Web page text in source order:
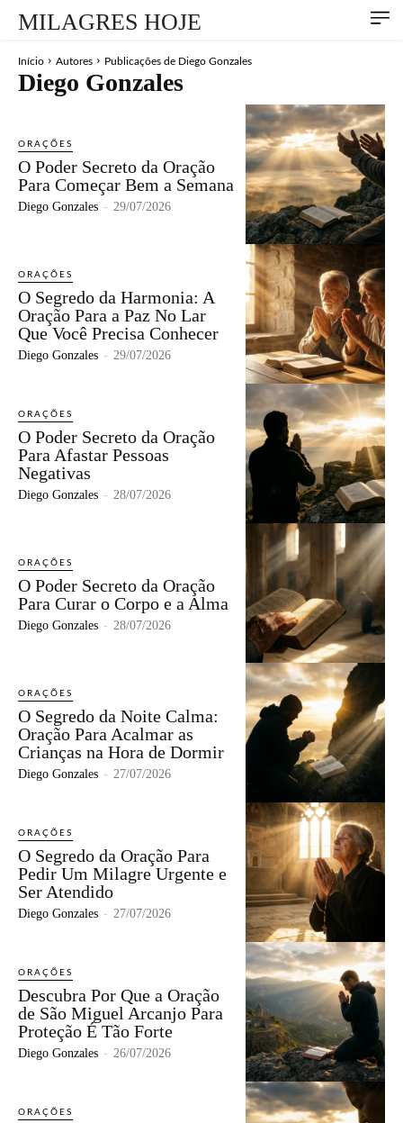
MILAGRES HOJE
Início Autores Publicações de Diego Gonzales
Diego Gonzales
ORAÇÕES
O Poder Secreto da Oração
Para Começar Bem a Semana
Diego Gonzales - 29/07/2026
ORAÇÕES
O Segredo da Harmonia: A
Oração Para a Paz No Lar
Que Você Precisa Conhecer
Diego Gonzales - 29/07/2026
ORAÇÕES
O Poder Secreto da Oração
Para Afastar Pessoas
Negativas
Diego Gonzales - 28/07/2026
ORAÇÕES
O Poder Secreto da Oração
Para Curar o Corpo e a Alma
Diego Gonzales - 28/07/2026
ORAÇÕES
O Segredo da Noite Calma:
Oração Para Acalmar as
Crianças na Hora de Dormir
Diego Gonzales - 27/07/2026
ORAÇÕES
O Segredo da Oração Para
Pedir Um Milagre Urgente e
Ser Atendido
Diego Gonzales - 27/07/2026
ORAÇÕES
Descubra Por Que a Oração
de São Miguel Arcanjo Para
Proteção É Tão Forte
Diego Gonzales - 26/07/2026
ORAÇÕES